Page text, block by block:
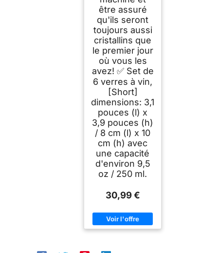
être assuré
qu'ils seront
toujours aussi
cristallins que
le premier jour
où vous les
avez! ✅ Set de
6 verres à vin,
[Short]
dimensions: 3,1
pouces (l) x
3,9 pouces (h)
/ 8 cm (l) x 10
cm (h) avec
une capacité
d'environ 9,5
oz / 250 ml.
30,99 €